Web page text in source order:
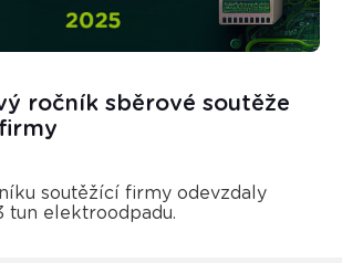
ročník sběrové soutěže
soutěžící firmy odevzdaly
tun elektroodpadu.